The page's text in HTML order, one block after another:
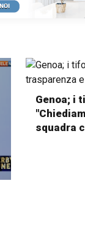
Genoa; i
squadra